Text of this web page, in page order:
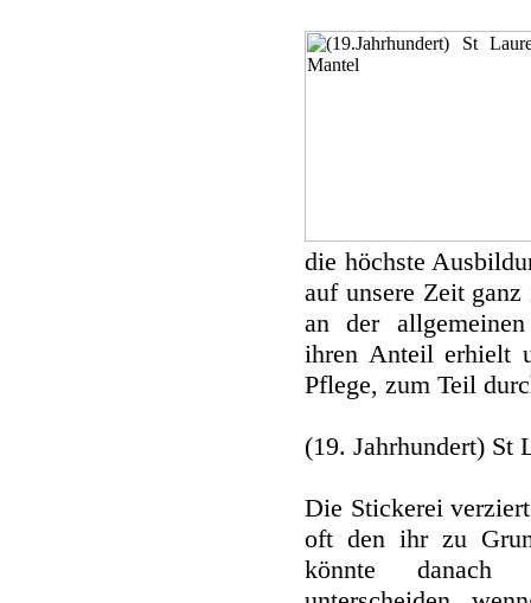
die höchste
auf unsere Zeit
an der
ihren Anteil erhielt
Pflege, zum Teil
(19. Jahrhundert) St
Die Stickerei
oft den ihr zu
könnte danach